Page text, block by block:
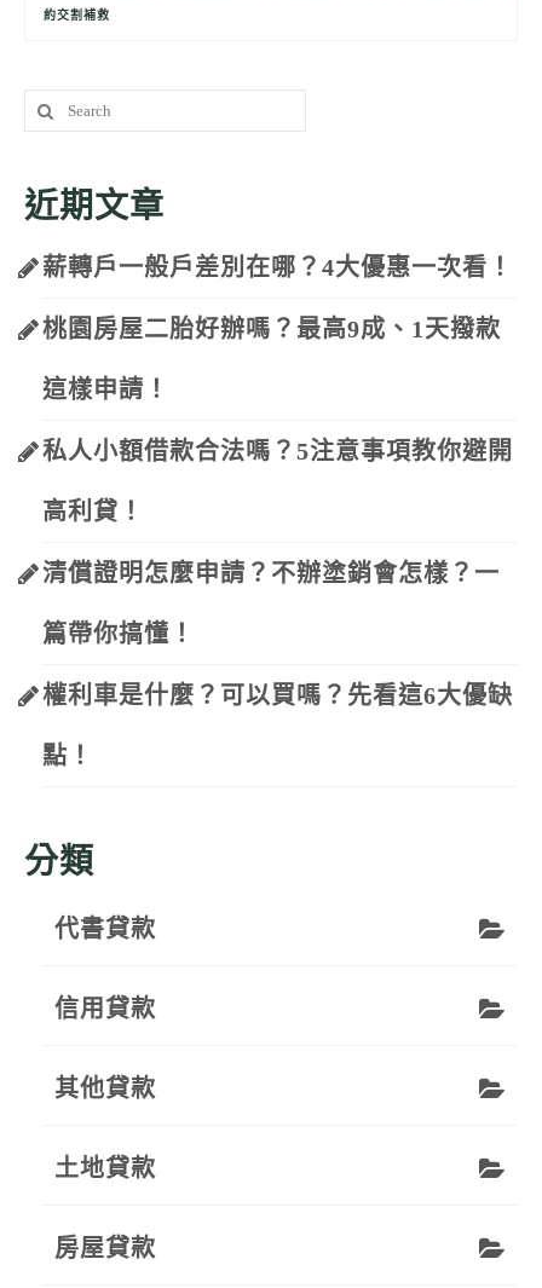
約交割補救
Search
for:
近期文章
薪轉戶一般戶差別在哪？4大優惠一次看！
桃園房屋二胎好辦嗎？最高9成、1天撥款
這樣申請！
私人小額借款合法嗎？5注意事項教你避開
高利貸！
清償證明怎麼申請？不辦塗銷會怎樣？一
篇帶你搞懂！
權利車是什麼？可以買嗎？先看這6大優缺
點！
分類
代書貸款
信用貸款
其他貸款
土地貸款
房屋貸款